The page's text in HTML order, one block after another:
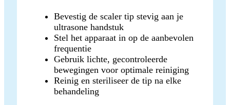
Bevestig de scaler tip stevig aan je
ultrasone handstuk
Stel het apparaat in op de aanbevolen
frequentie
Gebruik lichte, gecontroleerde
bewegingen voor optimale reiniging
Reinig en steriliseer de tip na elke
behandeling